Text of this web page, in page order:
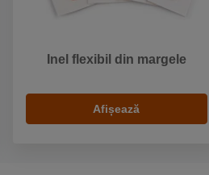
Inel flexibil din margele
Afișează